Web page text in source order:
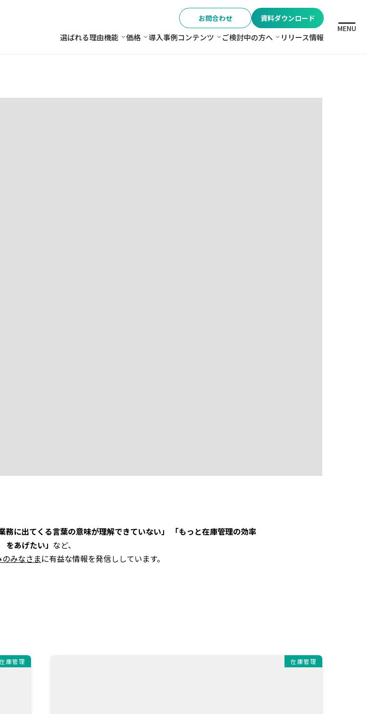
お問合わせ 資料ダウンロード
選ばれる理由機能 機能
価格 価格
導入事例コンテンツ コンテンツ
ご検討中の方へ ご検討中の方へ
リリース情報
MENU
務に出てくる言葉の意味が理解できていない」 「もっと在庫管理の効率
をあげたい」 など、
みなさまに有益な情報を発信ししています。
庫管理 在庫管理